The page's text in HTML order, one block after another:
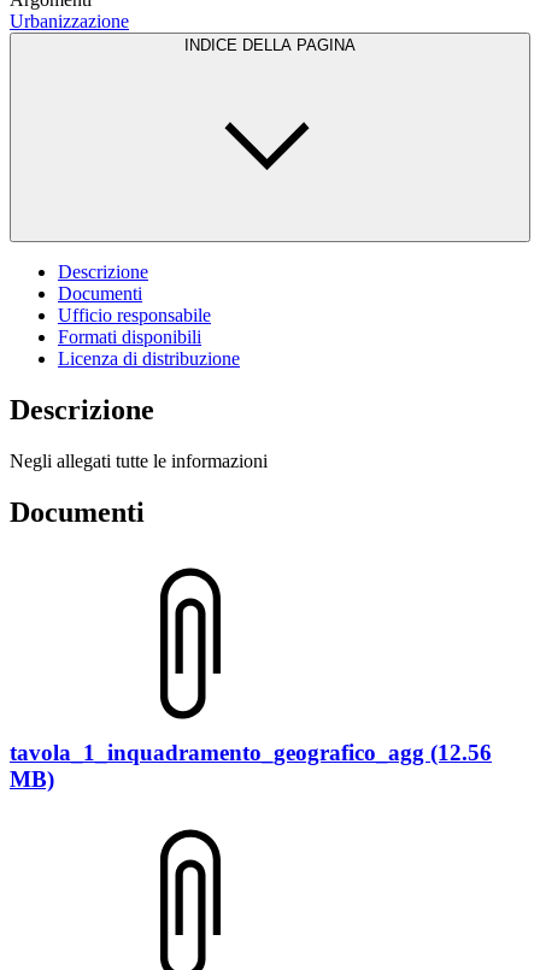
Urbanizzazione
INDICE DELLA PAGINA
Descrizione
Documenti
Ufficio responsabile
Formati disponibili
Licenza di distribuzione
Descrizione
Negli allegati tutte le informazioni
Documenti
tavola_1_inquadramento_geografico_agg (12.56
MB)